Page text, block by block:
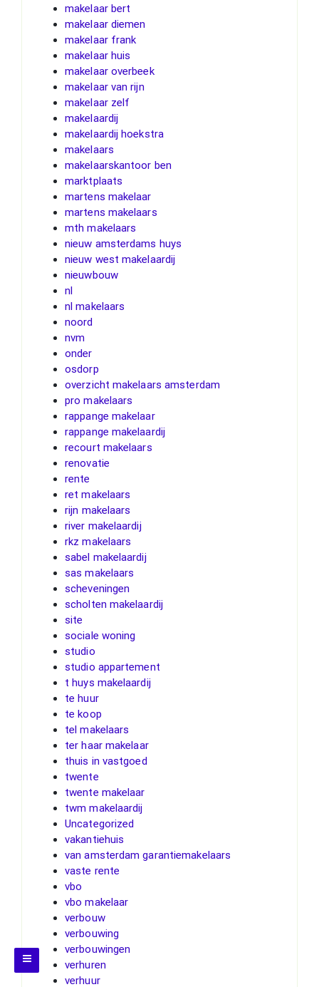
makelaar bert
makelaar diemen
makelaar frank
makelaar huis
makelaar overbeek
makelaar van rijn
makelaar zelf
makelaardij
makelaardij hoekstra
makelaars
makelaarskantoor ben
marktplaats
martens makelaar
martens makelaars
mth makelaars
nieuw amsterdams huys
nieuw west makelaardij
nieuwbouw
nl
nl makelaars
noord
nvm
onder
osdorp
overzicht makelaars amsterdam
pro makelaars
rappange makelaar
rappange makelaardij
recourt makelaars
renovatie
rente
ret makelaars
rijn makelaars
river makelaardij
rkz makelaars
sabel makelaardij
sas makelaars
scheveningen
scholten makelaardij
site
sociale woning
studio
studio appartement
t huys makelaardij
te huur
te koop
tel makelaars
ter haar makelaar
thuis in vastgoed
twente
twente makelaar
twm makelaardij
Uncategorized
vakantiehuis
van amsterdam garantiemakelaars
vaste rente
vbo
vbo makelaar
verbouw
verbouwing
verbouwingen
verhuren
verhuur